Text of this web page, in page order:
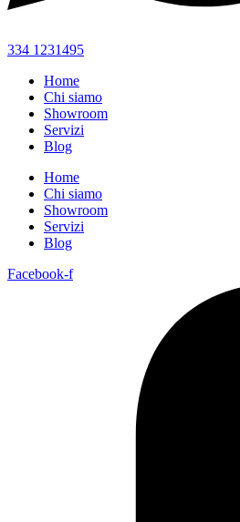
334 1231495
Home
Chi siamo
Showroom
Servizi
Blog
Home
Chi siamo
Showroom
Servizi
Blog
Facebook-f